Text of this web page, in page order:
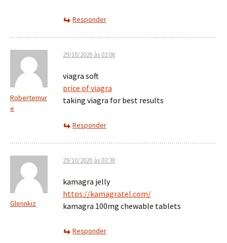
Responder
Robertemur
e
29/10/2020 às 02:06
viagra soft
price of viagra
taking viagra for best results
Responder
Glennkiz
29/10/2020 às 03:30
kamagra jelly
https://kamagratel.com/
kamagra 100mg chewable tablets
Responder